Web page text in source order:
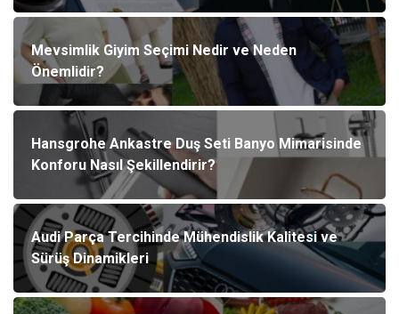
Mevsimlik Giyim Seçimi Nedir ve Neden
Önemlidir?
Hansgrohe Ankastre Duş Seti Banyo Mimarisinde
Konforu Nasıl Şekillendirir?
Audi Parça Tercihinde Mühendislik Kalitesi ve
Sürüş Dinamikleri